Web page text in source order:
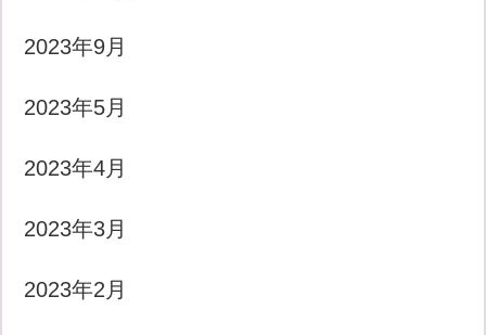
2023年9月
2023年5月
2023年4月
2023年3月
2023年2月